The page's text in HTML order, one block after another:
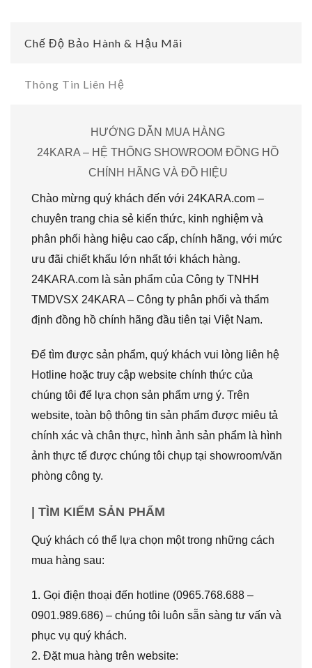
Chế Độ Bảo Hành & Hậu Mãi
Thông Tin Liên Hệ
HƯỚNG DẪN MUA HÀNG
24KARA – HỆ THỐNG SHOWROOM ĐỒNG HỒ
CHÍNH HÃNG VÀ ĐỒ HIỆU
Chào mừng quý khách đến với 24KARA.com –
chuyên trang chia sẻ kiến thức, kinh nghiệm và
phân phối hàng hiệu cao cấp, chính hãng, với mức
ưu đãi chiết khấu lớn nhất tới khách hàng.
24KARA.com là sản phẩm của Công ty TNHH
TMDVSX 24KARA – Công ty phân phối và thẩm
định đồng hồ chính hãng đầu tiên tại Việt Nam.
Để tìm được sản phẩm, quý khách vui lòng liên hệ
Hotline hoặc truy cập website chính thức của
chúng tôi để lựa chọn sản phẩm ưng ý. Trên
website, toàn bộ thông tin sản phẩm được miêu tả
chính xác và chân thực, hình ảnh sản phẩm là hình
ảnh thực tế được chúng tôi chụp tại showroom/văn
phòng công ty.
| TÌM KIẾM SẢN PHẨM
Quý khách có thể lựa chọn một trong những cách
mua hàng sau:
1. Gọi điện thoại đến hotline (0965.768.688 –
0901.989.686) – chúng tôi luôn sẵn sàng tư vấn và
phục vụ quý khách.
2. Đặt mua hàng trên website: